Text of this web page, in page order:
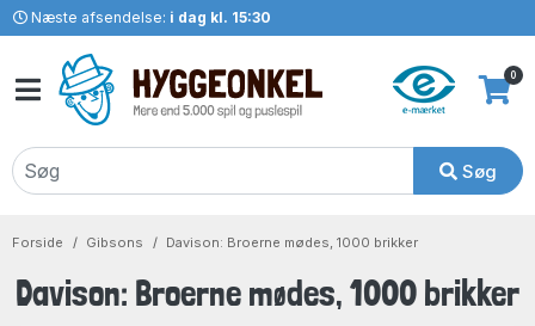
Næste afsendelse: i dag kl. 15:30
Søg
0
Forside Gibsons Davison: Broerne mødes, 1000 brikker
Davison: Broerne mødes, 1000 brikker